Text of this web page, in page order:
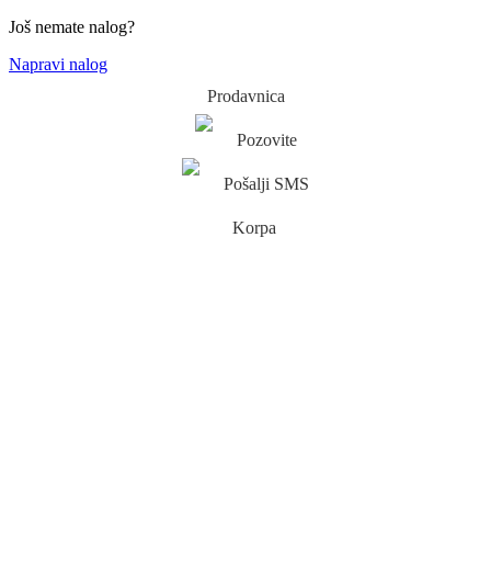
Još nemate nalog?
Napravi nalog
Prodavnica
Pozovite
Pošalji SMS
Korpa